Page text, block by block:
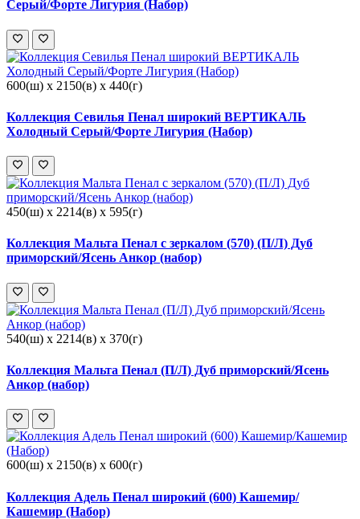
Серый/Форте Лигурия (Набор)
600(ш) x 2150(в) x 440(г)
Коллекция Севилья Пенал широкий ВЕРТИКАЛЬ
Холодный Серый/Форте Лигурия (Набор)
450(ш) x 2214(в) x 595(г)
Коллекция Мальта Пенал с зеркалом (570) (П/Л) Дуб
приморский/Ясень Анкор (набор)
540(ш) x 2214(в) x 370(г)
Коллекция Мальта Пенал (П/Л) Дуб приморский/Ясень
Анкор (набор)
600(ш) x 2150(в) x 600(г)
Коллекция Адель Пенал широкий (600) Кашемир/
Кашемир (Набор)